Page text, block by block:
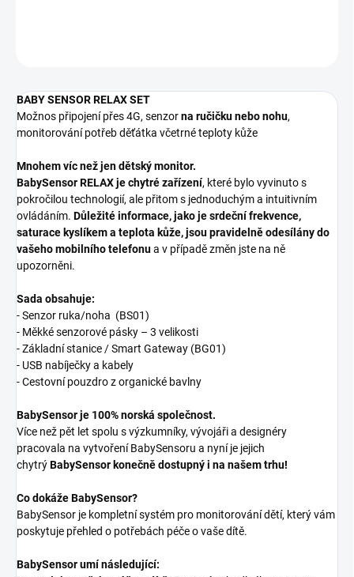
BABY SENSOR RELAX SET
Možnos připojení přes 4G, senzorna ručičku nebo nohu,
monitorování potřeb děťátka včetrné teploty kůže
Mnohem víc než jen dětský monitor.
BabySensor RELAX je chytré zařízení, které bylo vyvinuto s
pokročilou technologií, ale přitom s jednoduchým a intuitivním
ovládáním. Důležité informace, jako je srdeční frekvence,
saturace kyslíkem a teplota kůže, jsou pravidelně odesílány do
vašeho mobilního telefonua v případě změn jste na ně
upozorněni.
Sada obsahuje:
- Senzor ruka/noha (BS01)
- Měkké senzorové pásky – 3 velikosti
- Základní stanice / Smart Gateway (BG01)
- USB nabíječky a kabely
- Cestovní pouzdro z organické bavlny
BabySensor je 100% norská společnost.
Více než pět let spolu s výzkumníky, vývojáři a designéry
pracovala na vytvoření BabySensoru a nyní je jejich
chytrýBabySensor konečně dostupný i na našem trhu!
Co dokáže BabySensor?
BabySensor je kompletní systém pro monitorování dětí, který vám
poskytuje přehled o potřebách péče o vaše dítě.
BabySensor umí následující: